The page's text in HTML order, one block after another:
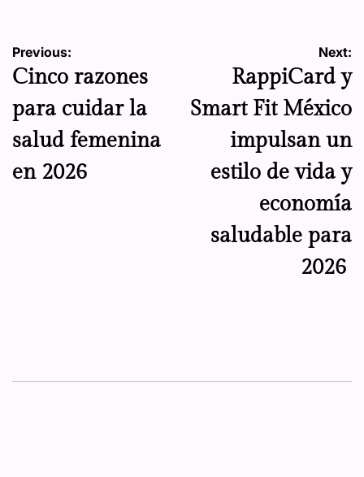
Navegación
de
entradas
Previous:
Cinco razones
para cuidar la
salud femenina
en 2026
Next:
RappiCard y
Smart Fit México
impulsan un
estilo de vida y
economía
saludable para
2026